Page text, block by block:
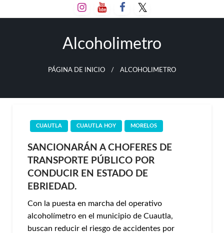
al
Alcoholimetro
PÁGINA DE INICIO ALCOHOLIMETRO
CUAUTLA CUAUTLA HOY MORELOS
SANCIONARÁN A CHOFERES DE
TRANSPORTE PÚBLICO POR
CONDUCIR EN ESTADO DE
EBRIEDAD.
Con la puesta en marcha del operativo
alcoholímetro en el municipio de Cuautla,
buscan reducir el riesgo de accidentes por